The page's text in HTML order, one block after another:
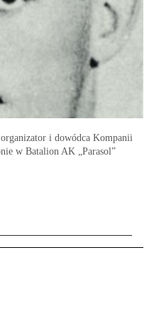
i dowódca Kompanii
w Batalion AK „Parasol”